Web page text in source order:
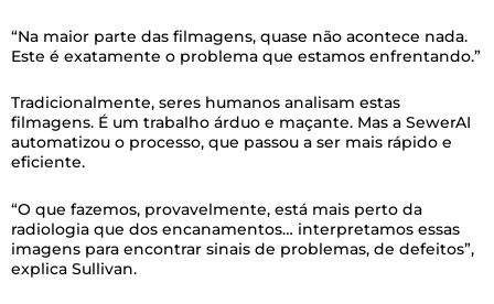
“Na maior parte das filmagens, quase não acontece nada.
Este é exatamente o problema que estamos enfrentando.”
Tradicionalmente, seres humanos analisam estas
filmagens. É um trabalho árduo e maçante. Mas a SewerAI
automatizou o processo, que passou a ser mais rápido e
eficiente.
“O que fazemos, provavelmente, está mais perto da
radiologia que dos encanamentos… interpretamos essas
imagens para encontrar sinais de problemas, de defeitos”,
explica Sullivan.